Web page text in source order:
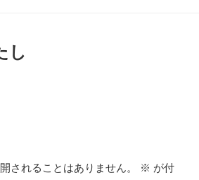
し
されることはありません。 ※ が付